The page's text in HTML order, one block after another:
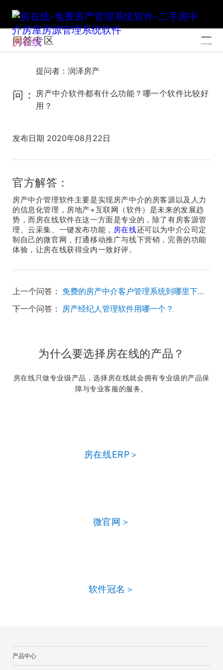
房在线
问答专区
提问者：润泽房产
问：
房产中介软件都有什么功能？哪一个软件比较好
用？
发布日期 2020年08月22日
官方解答：
房产中介管理软件主要是实现房产中介的房客源以及人力
的信息化管理，房地产+互联网（软件）是未来的发展趋
势，而房在线软件在这一方面是专业的，除了有房客源管
理、云采集、一键发布功能， 房在线还可以为中介公司定
制自己的微官网，打通移动推广与线下营销，完善的功能
体验，让房在线获得业内一致好评。
上一个问答：
免费的房产中介客户管理系统到哪里下载？
下一个问答： 房产经纪人管理软件用哪一个？
为什么要选择房在线的产品？
房在线只做专业级产品，选择房在线就会拥有专业级的产品保
障与专业客服的服务。
房在线ERP＞
微官网＞
软件冠名＞
产品中心